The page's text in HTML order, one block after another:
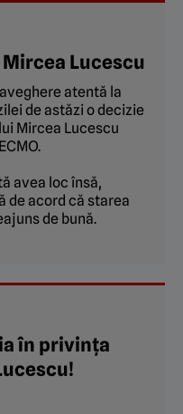
Lucescu
atentă la
de astăzi o decizie
Mircea Lucescu
avea loc însă,
de acord că starea
de bună.
în privința